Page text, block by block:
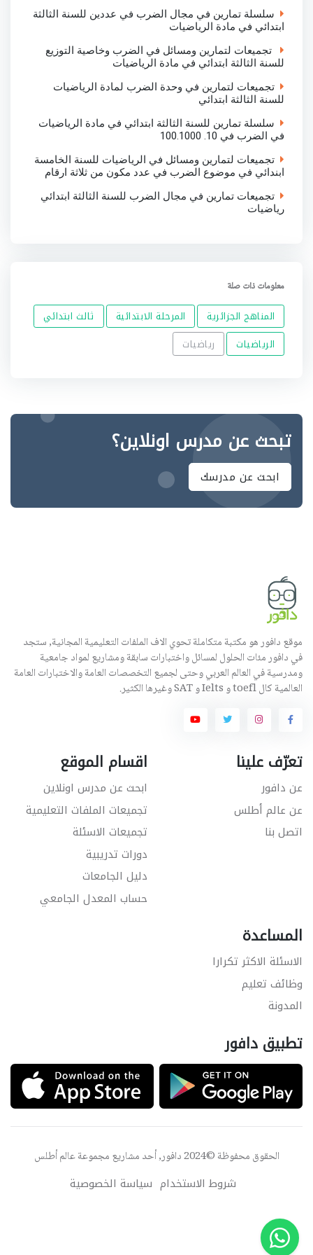
سلسلة تمارين في مجال الضرب في عددين للسنة الثالثة
ابتدائي في مادة الرياضيات
تجميعات لتمارين ومسائل في الضرب وخاصية التوزيع
للسنة الثالثة ابتدائي في مادة الرياضيات
تجميعات لتمارين في وحدة الضرب لمادة الرياضيات
للسنة الثالثة ابتدائي
سلسلة تمارين للسنة الثالثة ابتدائي في مادة الرياضيات
في الضرب في 10. 100.1000
تجميعات لتمارين ومسائل في الرياضيات للسنة الخامسة
ابندائي في موضوع الضرب في عدد مكون من ثلاثة ارقام
تجميعات تمارين في مجال الضرب للسنة الثالثة ابتدائي
رياضيات
معلومات ذات صلة
المناهج الجزائرية المرحلة الابتدائية
ثالث ابتدائي
الرياضيات
رياضيات
تبحث عن مدرس اونلاين؟
ابحث عن مدرسك
موقع دافور هو مكتبة متكاملة تحوي الاف الملفات التعليمية المجانية, ستجد
في دافور مئات الحلول لمسائل واختبارات سابقة ومشاريع لمواد جامعية
ومدرسية في العالم العربي وحتى لجميع التخصصات العامة والاختبارات العامة
العالمية كال toefl و Ielts و SAT وغيرها الكثير.
تعرّف علينا
عن دافور
عن عالم أطلس
اتصل بنا
اقسام الموقع
ابحث عن مدرس اونلاين
تجميعات الملفات التعليمية
تجميعات الاسئلة
دورات تدريبية
دليل الجامعات
حساب المعدل الجامعي
المساعدة
الاسئلة الاكثر تكرارا
وظائف تعليم
المدونة
تطبيق دافور
الحقوق محفوظة ©2024 دافور, أحد مشاريع مجموعة عالم أطلس
شروط الاستخدام سياسة الخصوصية